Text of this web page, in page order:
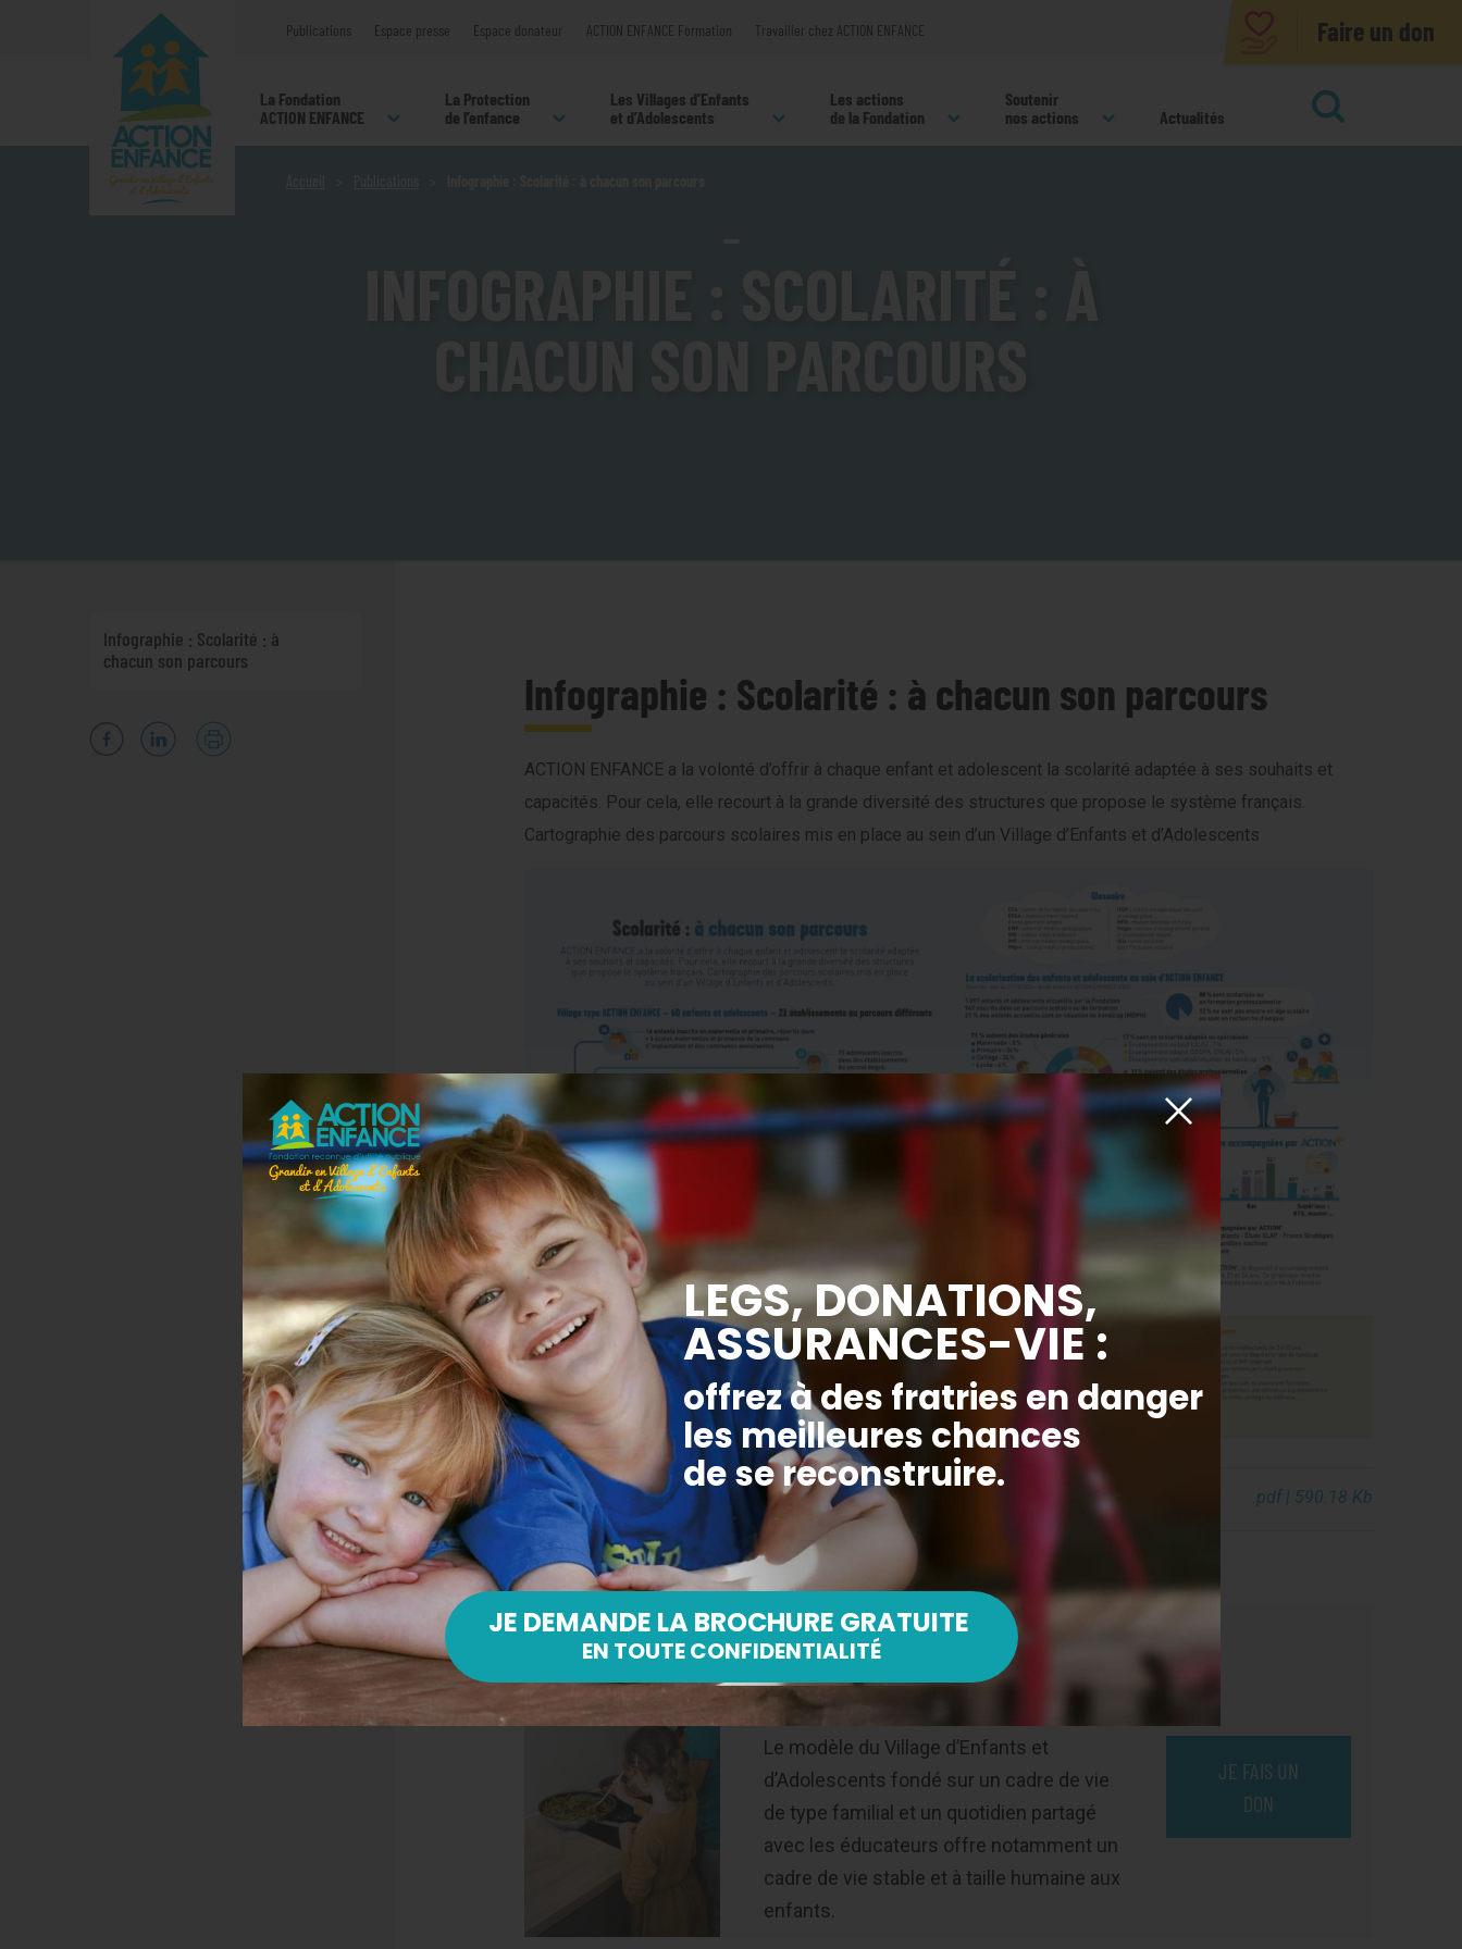
Publications Espace presse Espace donateur ACTION ENFANCE Formation Travailler chez ACTION ENFANCE Faire un don
La Fondation
ACTION ENFANCE
La Protection
de l’enfance
Les Villages d’Enfants
et d’Adolescents
Les actions
de la Fondation
Soutenir
nos actions
Actualités
Infographie : Scolarité : à
chacun son parcours
Infographie : Scolarité : à chacun son parcours
ACTION ENFANCE a la volonté d’offrir à chaque enfant et adolescent la scolarité adaptée à ses souhaits et
capacités. Pour cela, elle recourt à la grande diversité des structures que propose le système français.
Cartographie des parcours scolaires mis en place au sein d’un Village d’Enfants et d’Adolescents
Découvrez l’infographie complète .pdf | 590.18 Kb
Pourquoi le Village d’Enfants et
d’Adolescents ?
Le modèle du Village d’Enfants et
d’Adolescents fondé sur un cadre de vie
de type familial et un quotidien partagé
avec les éducateurs offre notamment un
cadre de vie stable et à taille humaine aux
enfants.
JE FAIS UN
DON